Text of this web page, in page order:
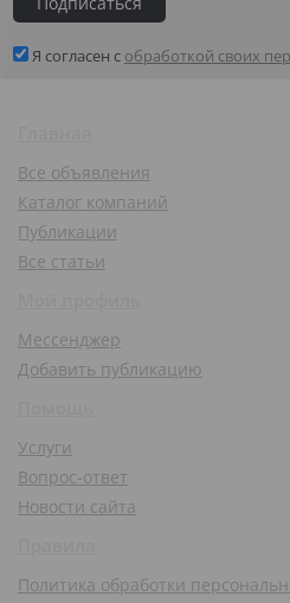
Я согласен с обработкой своих
Все объявления
Каталог компаний
Публикации
Все статьи
Мессенджер
Добавить публикацию
Услуги
Вопрос-ответ
Новости сайта
Политика обработки